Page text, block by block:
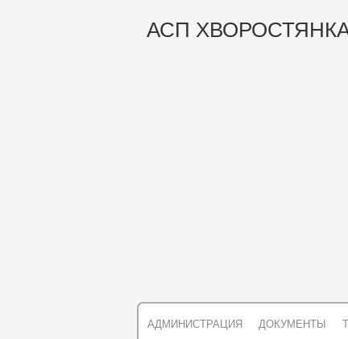
АСП
АДМИНИСТРАЦИЯ ДОКУМЕНТЫ